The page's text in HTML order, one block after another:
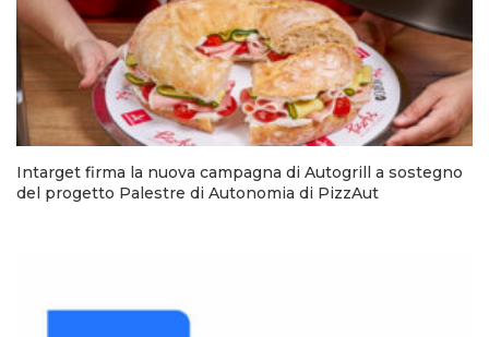
Intarget firma la nuova campagna di Autogrill a sostegno
del progetto Palestre di Autonomia di PizzAut